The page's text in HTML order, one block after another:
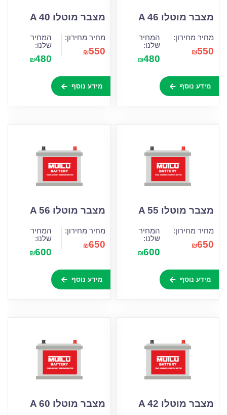
מצבר מוטלו A 46
מחיר מחירון:
₪550
המחיר
שלנו:
₪480
מידע נוסף
מצבר מוטלו A 40
מחיר מחירון:
₪550
המחיר
שלנו:
₪480
מידע נוסף
מצבר מוטלו A 55
מחיר מחירון:
₪650
המחיר
שלנו:
₪600
מידע נוסף
מצבר מוטלו A 56
מחיר מחירון:
₪650
המחיר
שלנו:
₪600
מידע נוסף
מצבר מוטלו A 42 מצבר מוטלו A 60